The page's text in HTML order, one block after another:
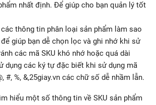
nhất định. Để giúp cho bạn quản lý tốt
các thông tin phân loại sản phẩm làm sao
giúp bạn dễ chọn lọc và ghi nhớ khi sử
các mã SKU khó nhớ hoặc quá dài
dụng các ký tự đặc biết khi sử dụng mã
#, %, &,25giay.vn các chữ số dễ nhầm lẫn.
hiểu một số thông tin về SKU sản phẩm